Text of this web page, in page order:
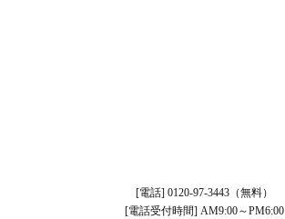
[電話] 0120-97-3443（無料）
[電話受付時間] AM9:00～PM6:00